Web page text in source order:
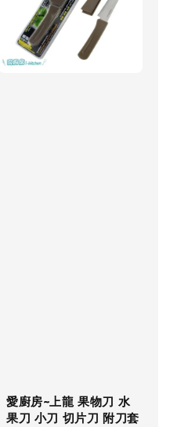
愛廚房~上龍 果物刀 水
果刀 小刀 切片刀 附刀套